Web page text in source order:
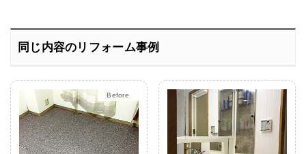
同じ内容のリフォーム事例
After